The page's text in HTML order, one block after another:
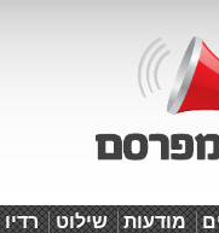
מודעות שילוט רדיו